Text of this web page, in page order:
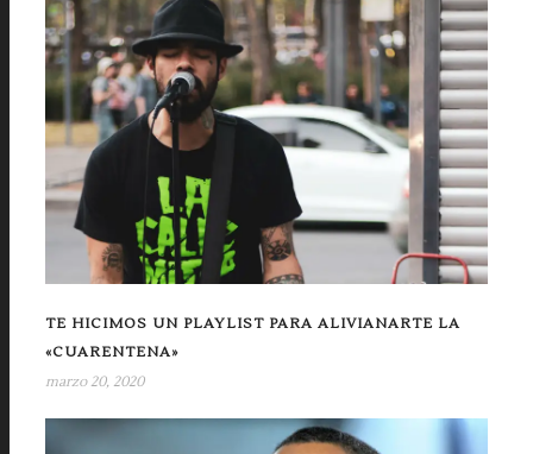
TE HICIMOS UN PLAYLIST PARA ALIVIANARTE LA
«CUARENTENA»
marzo 20, 2020